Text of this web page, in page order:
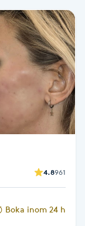
4.8961
Boka inom 24 h